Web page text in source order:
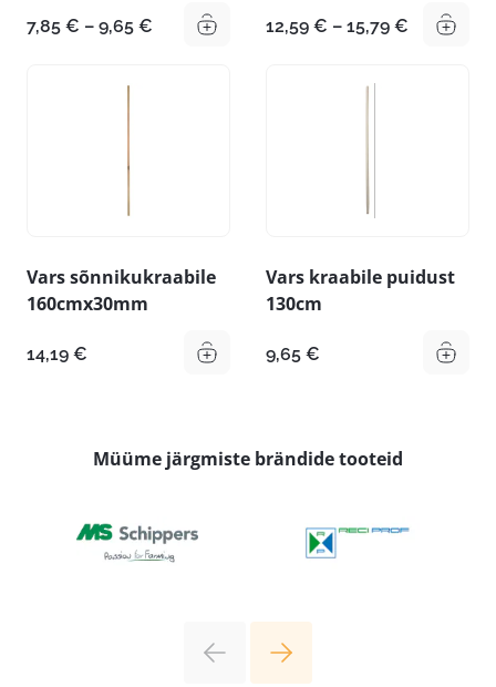
7,85 € – 9,65 € Hinnavahemik:12,59 € – 15,79 €
Vars sõnnikukraabile
160cmx30mm
14,19 €
Vars kraabile puidust
130cm
9,65 €
Müüme järgmiste brändide tooteid